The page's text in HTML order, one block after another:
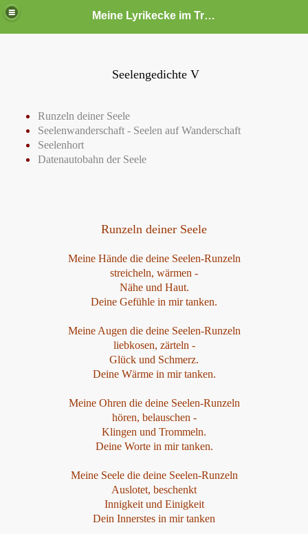
Meine Lyrikecke im Traumschloss
Seelengedichte V
Runzeln deiner Seele
Seelenwanderschaft - Seelen auf Wanderschaft
Seelenhort
Datenautobahn der Seele
Runzeln deiner Seele
Meine Hände die deine Seelen-Runzeln
streicheln, wärmen -
Nähe und Haut.
Deine Gefühle in mir tanken.
Meine Augen die deine Seelen-Runzeln
liebkosen, zärteln -
Glück und Schmerz.
Deine Wärme in mir tanken.
Meine Ohren die deine Seelen-Runzeln
hören, belauschen -
Klingen und Trommeln.
Deine Worte in mir tanken.
Meine Seele die deine Seelen-Runzeln
Auslotet, beschenkt
Innigkeit und Einigkeit
Dein Innerstes in mir tanken